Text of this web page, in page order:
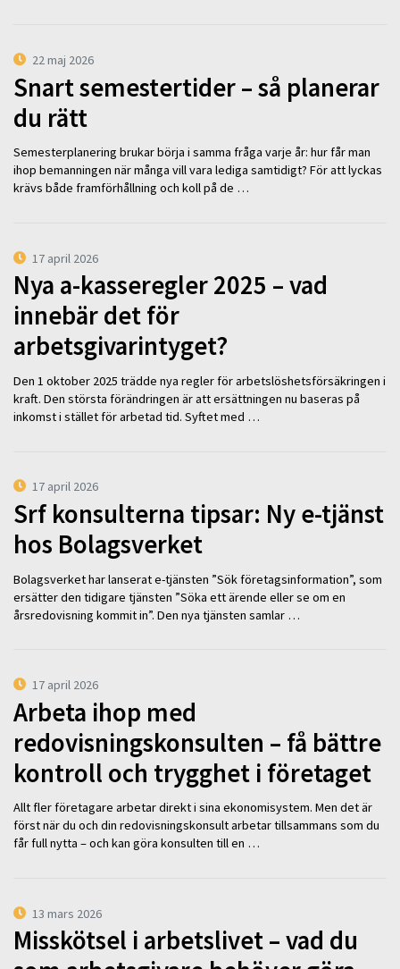
22 maj 2026
Snart semestertider – så planerar
du rätt
Semesterplanering brukar börja i samma fråga varje år: hur får man
ihop bemanningen när många vill vara lediga samtidigt? För att lyckas
krävs både framförhållning och koll på de …
17 april 2026
Nya a-kasseregler 2025 – vad
innebär det för
arbetsgivarintyget?
Den 1 oktober 2025 trädde nya regler för arbetslöshetsförsäkringen i
kraft. Den största förändringen är att ersättningen nu baseras på
inkomst i stället för arbetad tid. Syftet med …
17 april 2026
Srf konsulterna tipsar: Ny e-tjänst
hos Bolagsverket
Bolagsverket har lanserat e-tjänsten ”Sök företagsinformation”, som
ersätter den tidigare tjänsten ”Söka ett ärende eller se om en
årsredovisning kommit in”. Den nya tjänsten samlar …
17 april 2026
Arbeta ihop med
redovisningskonsulten – få bättre
kontroll och trygghet i företaget
Allt fler företagare arbetar direkt i sina ekonomisystem. Men det är
först när du och din redovisningskonsult arbetar tillsammans som du
får full nytta – och kan göra konsulten till en …
13 mars 2026
Misskötsel i arbetslivet – vad du